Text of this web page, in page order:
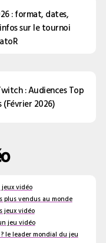
: format, dates,
sur le tournoi
: Audiences Top
(Février 2026)
jeux vidéo
plus vendus au monde
jeux vidéo
jeu vidéo
le leader mondial du jeu